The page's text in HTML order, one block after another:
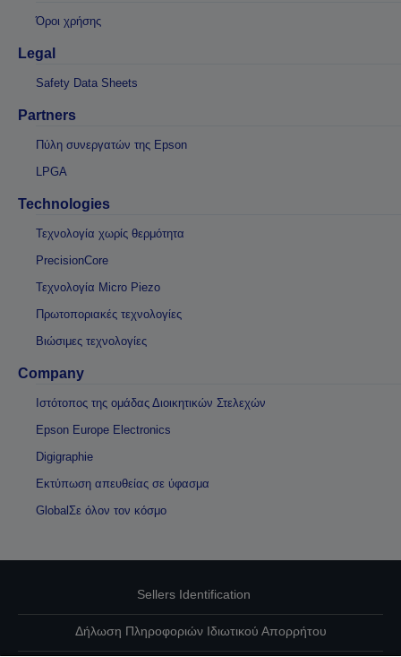
Όροι χρήσης
Legal
Safety Data Sheets
Partners
Πύλη συνεργατών της Epson
LPGA
Technologies
Τεχνολογία χωρίς θερμότητα
PrecisionCore
Τεχνολογία Micro Piezo
Πρωτοποριακές τεχνολογίες
Βιώσιμες τεχνολογίες
Company
Ιστότοπος της ομάδας Διοικητικών Στελεχών
Epson Europe Electronics
Digigraphie
Εκτύπωση απευθείας σε ύφασμα
GlobalΣε όλον τον κόσμο
Sellers Identification
Δήλωση Πληροφοριών Ιδιωτικού Απορρήτου